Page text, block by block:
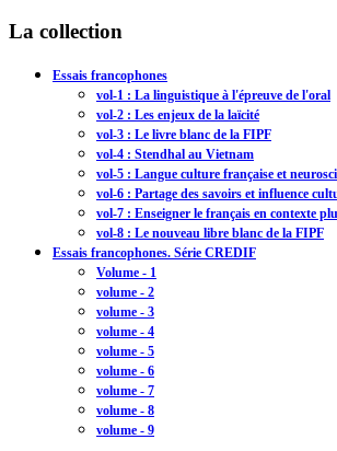
La collection
Essais francophones
vol-1 : La linguistique à l'épreuve de l'oral
vol-2 : Les enjeux de la laïcité
vol-3 : Le livre blanc de la FIPF
vol-4 : Stendhal au Vietnam
vol-5 : Langue culture française et
vol-6 : Partage des savoirs et influence
vol-7 : Enseigner le français en contexte
vol-8 : Le nouveau libre blanc de la FIPF
Essais francophones. Série CREDIF
Volume - 1
volume - 2
volume - 3
volume - 4
volume - 5
volume - 6
volume - 7
volume - 8
volume - 9